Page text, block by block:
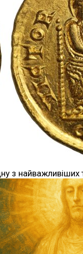
з